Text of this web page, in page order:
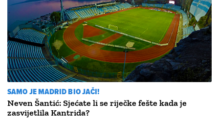
SAMO JE MADRID BIO JAČI!
Neven Šantić: Sjećate li se riječke fešte kada je
zasvijetlila Kantrida?